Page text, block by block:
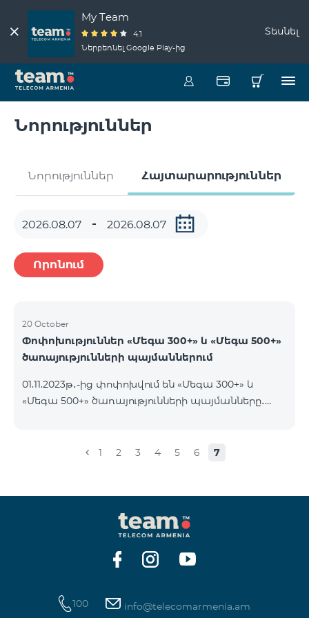
My Team
4.1
Ներբեռնել Google Play-ից
Տեսնել
Նորություններ
Նորություններ Հայտարարություններ
Որոնում
20 October
Փոփոխություններ «Մեգա 300+» և «Մեգա 500+»
ծառայությունների պայմաններում
01.11.2023թ․-ից փոփոխվում են «Մեգա 300+» և
«Մեգա 500+» ծառայությունների պայմանները․
չսպառված ինտերնետի մնացորդը չի զրոյանում
1 2 3 4 5 6 7
100 info@telecomarmenia.am